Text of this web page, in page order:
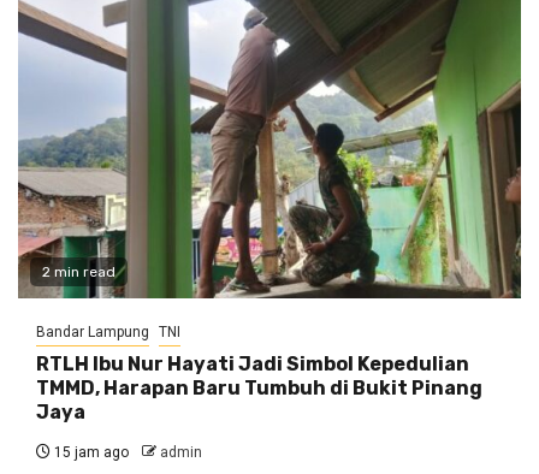
2 min read
Bandar Lampung TNI
RTLH Ibu Nur Hayati Jadi Simbol Kepedulian
TMMD, Harapan Baru Tumbuh di Bukit Pinang
Jaya
15 jam ago admin